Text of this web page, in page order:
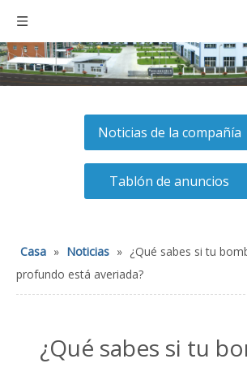
Noticias de la compañía
Tablón de anuncios
Casa » Noticias » ¿Qué sabes si tu
profundo está averiada?
¿Qué sabes si tu